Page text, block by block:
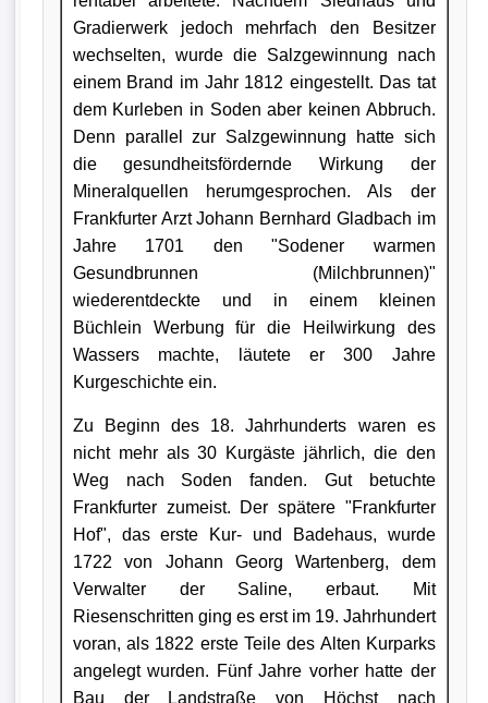
Gradierwerk jedoch mehrfach den Besitzer
wechselten, wurde die Salzgewinnung nach
einem Brand im Jahr 1812 eingestellt. Das tat
dem Kurleben in Soden aber keinen Abbruch.
Denn parallel zur Salzgewinnung hatte sich
die gesundheitsfördernde Wirkung der
Mineralquellen herumgesprochen. Als der
Frankfurter Arzt Johann Bernhard Gladbach im
Jahre 1701 den "Sodener warmen
Gesundbrunnen (Milchbrunnen)"
wiederentdeckte und in einem kleinen
Büchlein Werbung für die Heilwirkung des
Wassers machte, läutete er 300 Jahre
Kurgeschichte ein.
Zu Beginn des 18. Jahrhunderts waren es
nicht mehr als 30 Kurgäste jährlich, die den
Weg nach Soden fanden. Gut betuchte
Frankfurter zumeist. Der spätere "Frankfurter
Hof", das erste Kur- und Badehaus, wurde
1722 von Johann Georg Wartenberg, dem
Verwalter der Saline, erbaut. Mit
Riesenschritten ging es erst im 19. Jahrhundert
voran, als 1822 erste Teile des Alten Kurparks
angelegt wurden. Fünf Jahre vorher hatte der
Bau der Landstraße von Höchst nach